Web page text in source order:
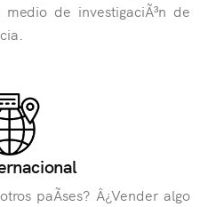
de investigaciÃ³n de
paÃ­ses? Â¿Vender algo